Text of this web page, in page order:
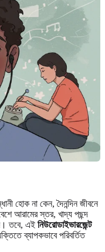
হোক না কেন, দৈনন্দিন জীবনে
আরামের স্তর, খাদ্য পছন্দ
তবে, এই নিউরোডাইভারজেন্ট
ব্যাপকভাবে পরিবর্তিত